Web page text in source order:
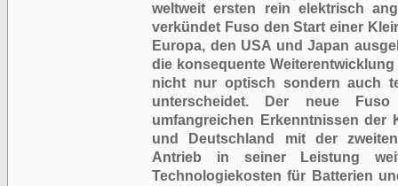
weltweit ersten rein elektrisch
verkündet Fuso den Start einer
Europa, den USA und Japan
die konsequente
nicht nur optisch sondern auch
unterscheidet. Der neue
umfangreichen Erkenntnissen der
und Deutschland mit der
Antrieb in seiner Leistung
Technologiekosten für Batterien